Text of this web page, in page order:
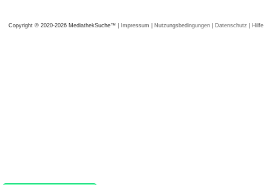
Copyright © 2020-2026 MediathekSuche™ | Impressum | Nutzungsbedingungen | Datenschutz | Hilfe